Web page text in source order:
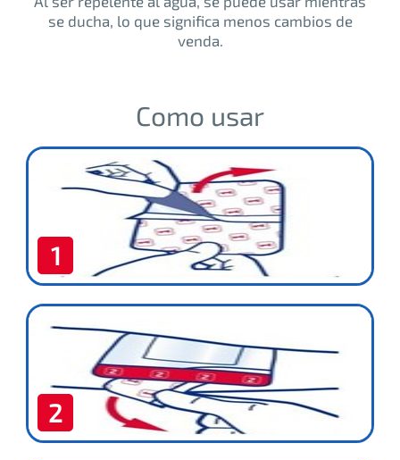
se ducha, lo que significa menos cambios de
venda.
Como usar
1
2